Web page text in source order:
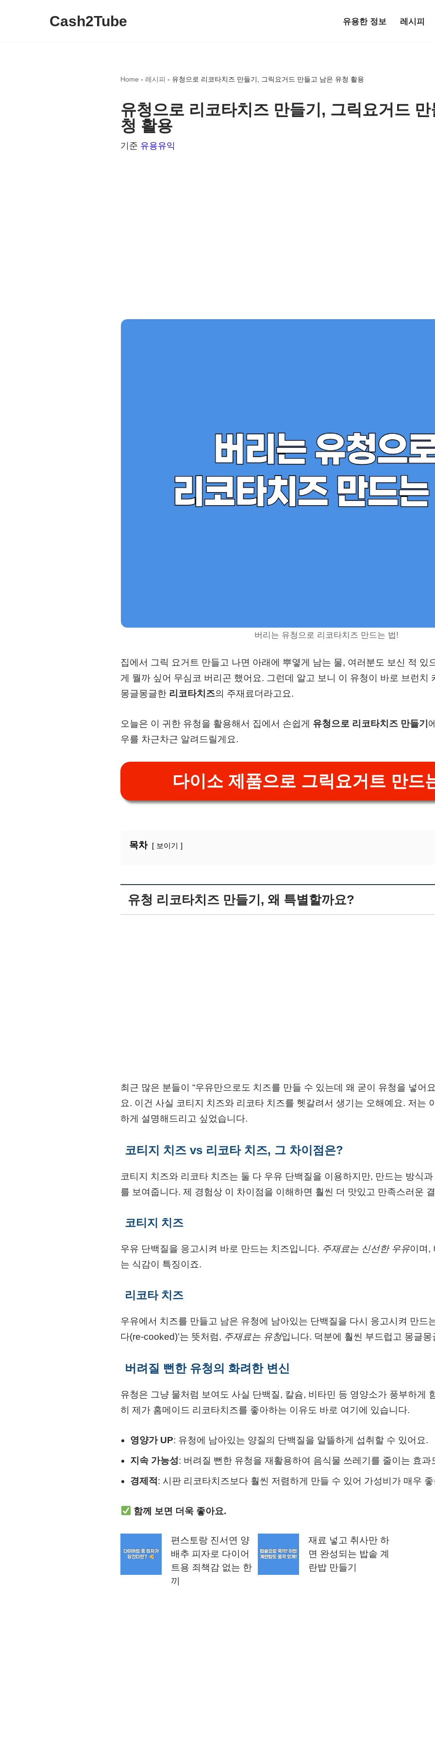
Cash2Tube 유용한 정보 레시피
Home -레시피 - 유청으로 리코타치즈 만들기, 그릭요거드 만들고 남은 유청 활용
유청으로 리코타치즈 만들기, 그릭요거드
청 활용
기준 유용유익
버리는 유청으로 리코타치즈 만드는 법!
집에서 그릭 요거트 만들고 나면 아래에 뿌옇게 남는 물, 여러분도 보신 적 있
게 뭘까 싶어 무심코 버리곤 했어요. 그런데 알고 보니 이 유청이 바로 브런치
몽글몽글한 리코타치즈의 주재료더라고요.
오늘은 이 귀한 유청을 활용해서 집에서 손쉽게 유청으로 리코타치즈 만들기
우를 차근차근 알려드릴게요.
다이소 제품으로 그릭요거트 만드
목차 보이기
유청 리코타치즈 만들기, 왜 특별할까요?
최근 많은 분들이 “우유만으로도 치즈를 만들 수 있는데 왜 굳이 유청을 넣어
요. 이건 사실 코티지 치즈와 리코타 치즈를 헷갈려서 생기는 오해예요. 저는
하게 설명해드리고 싶었습니다.
코티지 치즈 vs 리코타 치즈, 그 차이점은?
코티지 치즈와 리코타 치즈는 둘 다 우유 단백질을 이용하지만, 만드는 방식과
를 보여줍니다. 제 경험상 이 차이점을 이해하면 훨씬 더 맛있고 만족스러운
코티지 치즈
우유 단백질을 응고시켜 바로 만드는 치즈입니다. 주재료는 신선한 우유이며,
는 식감이 특징이죠.
리코타 치즈
우유에서 치즈를 만들고 남은 유청에 남아있는 단백질을 다시 응고시켜 만드
다(re-cooked)’는 뜻처럼, 주재료는 유청입니다. 덕분에 훨씬 부드럽고 몽글
버려질 뻔한 유청의 화려한 변신
유청은 그냥 물처럼 보여도 사실 단백질, 칼슘, 비타민 등 영양소가 풍부하게
히 제가 홈메이드 리코타치즈를 좋아하는 이유도 바로 여기에 있습니다.
영양가 UP: 유청에 남아있는 양질의 단백질을 알뜰하게 섭취할 수 있어요.
지속 가능성: 버려질 뻔한 유청을 재활용하여 음식물 쓰레기를 줄이는 효과
경제적 : 시판 리코타치즈보다 훨씬 저렴하게 만들 수 있어 가성비가 매우
함께 보면 더욱 좋아요.
편스토랑 진서연 양
배추 피자로 다이어
트용 죄책감 없는 한
끼
재료 넣고 취사만 하
면 완성되는 밥솥 계
란밥 만들기